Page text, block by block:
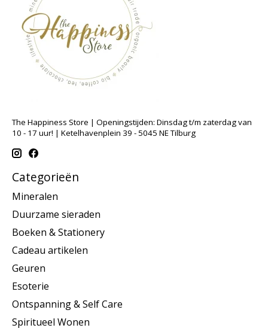
The Happiness Store | Openingstijden: Dinsdag t/m zaterdag van
10 - 17 uur! | Ketelhavenplein 39 - 5045 NE Tilburg
Categorieën
Mineralen
Duurzame sieraden
Boeken & Stationery
Cadeau artikelen
Geuren
Esoterie
Ontspanning & Self Care
Spiritueel Wonen